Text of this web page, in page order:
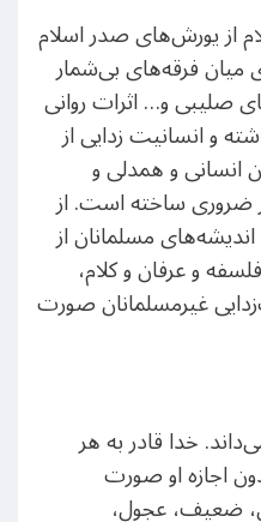
از یورش‌های صدر اسلام
میان فرقه‌های بی‌شمار
صلیبی و… اثرات روانی
و انسانیت زدایی از
انسانی و همدلی و
ضروری ‌ساخته است. از
مسلمانان از
و عرفان و کلام،
غیرمسلمانان صورت
خدا قادر به هر
اجازه او صورت
ضعیف، عجول،